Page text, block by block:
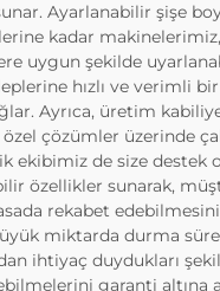
Ayarlanabilir şişe
kadar
uygun şekilde
hızlı ve verimli
Ayrıca, üretim
çözümler üzerinde
ekibimiz de size destek
özellikler sunarak,
rekabet
miktarda durma
ihtiyaç duydukları
garanti altına